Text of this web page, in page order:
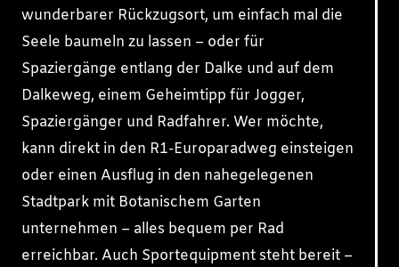
wunderbarer Rückzugsort, um einfach mal die
Seele baumeln zu lassen – oder für
Spaziergänge entlang der Dalke und auf dem
Dalkeweg, einem Geheimtipp für Jogger,
Spaziergänger und Radfahrer. Wer möchte,
kann direkt in den R1-Europaradweg einsteigen
oder einen Ausflug in den nahegelegenen
Stadtpark mit Botanischem Garten
unternehmen – alles bequem per Rad
erreichbar. Auch Sportequipment steht bereit –